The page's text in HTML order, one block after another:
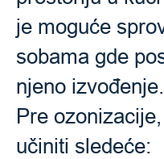
je moguće
sobama gde
njeno izvođenje.
Pre
učiniti sledeće: